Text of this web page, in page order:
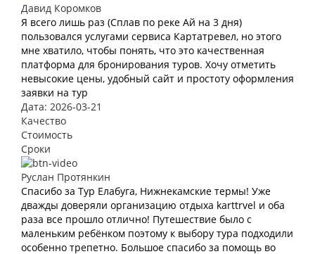
Давид Коромков
Я всего лишь раз (Сплав по реке Ай на 3 дня)
пользовался услугами сервиса Картатревел, но этого
мне хватило, чтобы понять, что это качественная
платформа для бронирования туров. Хочу отметить
невысокие цены, удобный сайт и простоту оформления
заявки на тур
Дата: 2026-03-21
Качество
Стоимость
Сроки
Руслан Протянкин
Спасибо за Тур Елабуга, Нижнекамские термы! Уже
дважды доверяли организацию отдыха karttrvel и оба
раза все прошло отлично! Путешествие было с
маленьким ребёнком поэтому к выбору тура подходили
особенно трепетно. Большое спасибо за помощь во